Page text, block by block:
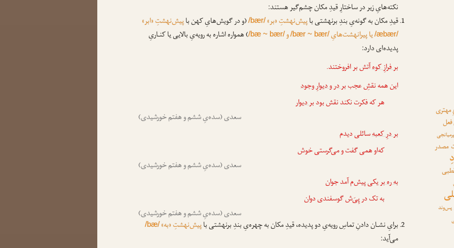
نکته‌هایِ زیر در ساختارِ قیدِ مکان چشم‌گیر هستند:
قیدِ مکان به گونه‌یِ بندِ برنهشتی باپیش‌نهشتِ «بر»/bær/(و در گویش‌هایِ کهن باپیش‌نهشتِ «ابر»
/æbær/یا پیرانهشت‌هایِ/bær ~ bær/و/bæ ~ bær/) همواره اشاره به رویه‌یِ بالایی یا کنـاریِ
پدیده‌ای دارد:
بر فرازِ کوهآتش بر افروختند.
این همه نقشِ عجببر در و دیوارِ وجود
هر که فکرت نکند نقش بودبر دیوار
سعدی (سده‌یِ ششم و هفتم خورشیدی)
بر درِ کعبهسائلی دیدم
که‌او همی گفت و می‌گرستی خوش
سعدی (سده‌یِ ششم و هفتم خورشیدی)
به ره بریکی پیش‌م آمد جوان
به تک در پِیَ‌ش گوسفندی دوان
سعدی (سده‌یِ ششم و هفتم خورشیدی)
برایِ نشـان دادنِ تماسِ رویه‌یِ دو پدیده، قیدِ مکان به چهره‌یِ بندِ برنهشتی باپیش‌نهشتِ «به»/bæ/
می‌آید:
مصدر
پس‌وند